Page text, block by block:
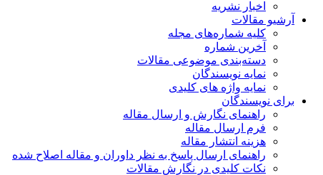
اخبار نشریه
آرشیو مقالات
کلیه شماره‌های مجله
آخرین شماره
دسته‌بندی موضوعی مقالات
نمایه نویسندگان
نمایه واژه های کلیدی
برای نویسندگان
راهنمای نگارش و ارسال مقاله
فرم ارسال مقاله
هزینه انتشار مقاله
راهنمای ارسال پاسخ به نظر داوران و مقاله اصلاح شده
نکات کلیدی در نگارش مقالات